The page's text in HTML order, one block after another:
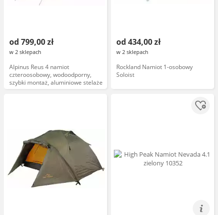
od 799,00 zł
w 2 sklepach
Alpinus Reus 4 namiot
czteroosobowy, wodoodporny,
szybki montaż, aluminiowe stelaże
od 434,00 zł
w 2 sklepach
Rockland Namiot 1-osobowy
Soloist